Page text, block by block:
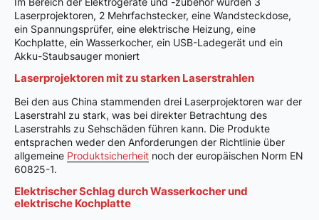
Laserprojektoren, 2 Mehrfachstecker, eine Wandsteckdose,
ein Spannungsprüfer, eine elektrische Heizung, eine
Kochplatte, ein Wasserkocher, ein USB-Ladegerät und ein
Akku-Staubsauger moniert
Laserprojektoren mit zu starken Laserstrahlen
Bei den aus China stammenden drei Laserprojektoren war der
Laserstrahl zu stark, was bei direkter Betrachtung des
Laserstrahls zu Sehschäden führen kann. Die Produkte
entsprachen weder den Anforderungen der Richtlinie über
allgemeine Produktsicherheit noch der europäischen Norm EN
60825-1.
Elektrischer Schlag durch Wasserkocher und
elektrische Kochplatte